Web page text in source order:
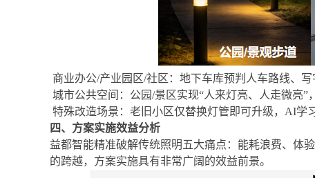
商业办公/产业园区/社区： 地下车库预判人车路线、
城市公共空间： 公园/景区实现“人来灯亮、人走微亮”
特殊改造场景： 老旧小区仅替换灯管即可升级， AI学
四、方案实施效益分析
益都智能精准破解传统照明五大痛点：能耗浪费、体
的跨越，方案实施具有非常广阔的效益前景。